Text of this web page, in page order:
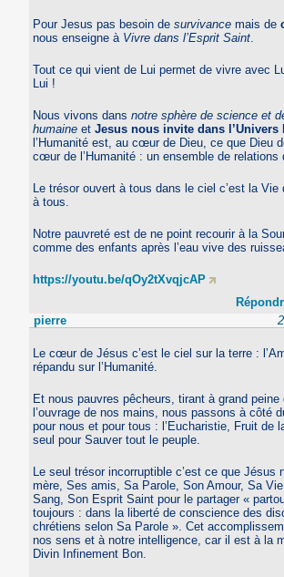
Pour Jesus pas besoin desurvivance mais de
nous enseigne à Vivre dans l’Esprit Saint
Tout ce qui vient de Lui permet de vivre avec
Lui !
Nous vivons dansnotre sphère de science et
humaine etJesus nous invite dans l’Univers
l’Humanité est, au cœur de Dieu, ce que Dieu
cœur de l’Humanité : un ensemble de relations
Le trésor ouvert à tous dans le ciel c’est la Vie
à tous.
Notre pauvreté est de ne point recourir à la
comme des enfants après l’eau vive des
https://youtu.be/qOy2tXvqjcAP
pierre
Le cœur de Jésus c’est le ciel sur la terre :
répandu sur l’Humanité.
Et nous pauvres pêcheurs, tirant à grand peine
l’ouvrage de nos mains, nous passons à côté
pour nous et pour tous : l’Eucharistie, Fruit de
seul pour Sauver tout le peuple.
Le seul trésor incorruptible c’est ce que Jésus
mère, Ses amis, Sa Parole, Son Amour, Sa
Sang, Son Esprit Saint pour le partager «
toujours : dans la liberté de conscience des
chrétiens selon Sa Parole ». Cet
nos sens et à notre intelligence, car il est à la
Divin Infinement Bon.